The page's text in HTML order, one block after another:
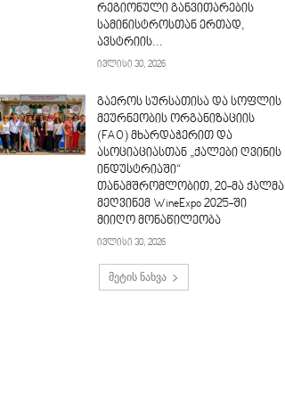
რეგიონული განვითარების
სამინისტროსთან ერთად,
ავსტრიის...
ივლისი 30, 2026
გაეროს სურსათისა და სოფლის
მეურნეობის ორგანიზაციის
(FAO) მხარდაჭერით და
ასოციაციასთან „ქალები ღვინის
ინდუსტრიაში“
თანამშრომლობით, 20-მა ქალმა
მეღვინემ WineExpo 2025-ში
მიიღო მონაწილეობა
ივლისი 30, 2026
მეტის ნახვა